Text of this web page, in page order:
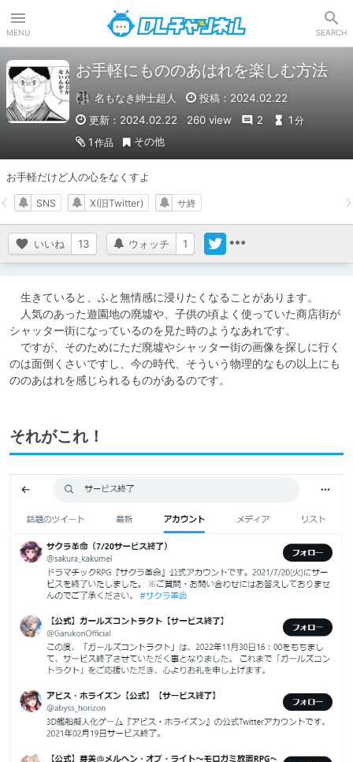
MENU SEARCH
お手軽にもののあはれを楽しむ方法
名もなき紳士超人
投稿：2024.02.22
更新：2024.02.22
260 view 2 1 分
1 作品 その他
お手軽だけど人の心をなくすよ
いいね 13 ウォッチ 1
SNS X(旧Twitter) サ終
生きていると、ふと無情感に浸りたくなることがあります。
人気のあった遊園地の廃墟や、子供の頃よく使っていた商店街が
シャッター街になっているのを見た時のようなあれです。
ですが、そのためにただ廃墟やシャッター街の画像を探しに行く
のは面倒くさいですし、今の時代、そういう物理的なもの以上にも
ののあはれを感じられるものがあるのです。
それがこれ！